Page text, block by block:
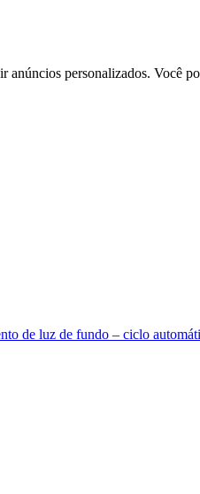
personalizados. Você
de luz de fundo – ciclo